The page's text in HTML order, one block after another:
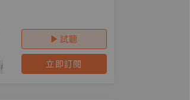
#李旺台 #客語文學作家創作計畫
試聽
立即訂閱